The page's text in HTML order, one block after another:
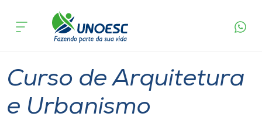
Cursos
Pesquisa
acontece
Curso de Arquitetura
e Urbanismo